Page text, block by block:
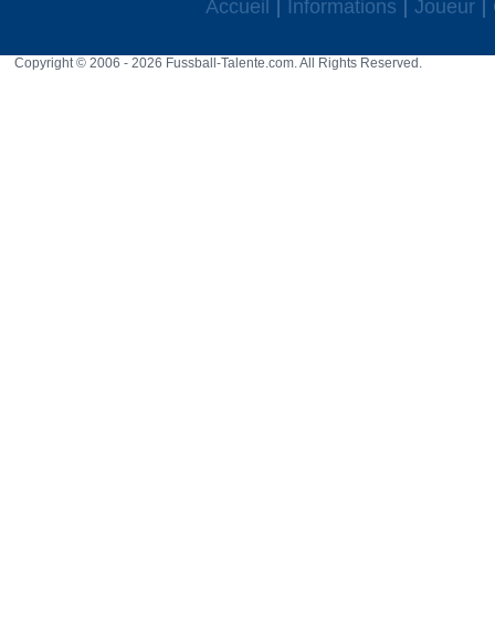
Accueil Informations Joueur
Copyright © 2006 - 2026 Fussball-Talente.com. All Rights Reserved.